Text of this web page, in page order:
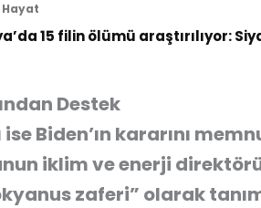
Hayat
15 filin ölümü araştırılıyor:
Destek
Biden’ın kararını
iklim ve enerji
zaferi” olarak